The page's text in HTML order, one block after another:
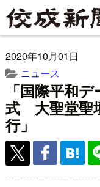
2020年10月01日
ニュース
「国際平和
式 大聖堂聖
行」